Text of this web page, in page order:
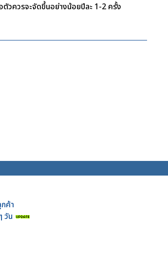
วควรจะจัดขึ้นอย่างน้อยปีละ 1-2 ครั้ง
ค้า
วัน